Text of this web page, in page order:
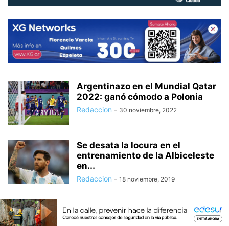
Argentinazo en el Mundial Qatar
2022: ganó cómodo a Polonia
Redaccion - 30 noviembre, 2022
Se desata la locura en el
entrenamiento de la Albiceleste
en...
Redaccion - 18 noviembre, 2019